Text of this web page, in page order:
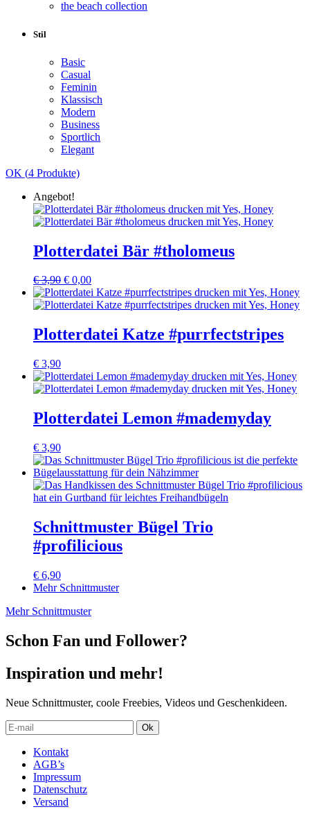
the beach collection
Stil
Basic
Casual
Feminin
Klassisch
Modern
Business
Sportlich
Elegant
OK (4 Produkte)
Angebot!
Plotterdatei Bär #tholomeus
€3,90 € 0,00
Plotterdatei Katze #purrfectstripes
€ 3,90
Plotterdatei Lemon #mademyday
€ 3,90
Schnittmuster Bügel Trio
#profilicious
€ 6,90
Mehr Schnittmuster
Mehr Schnittmuster
Schon Fan und Follower?
Inspiration und mehr!
Neue Schnittmuster, coole Freebies, Videos und Geschenkideen.
Kontakt
AGB’s
Impressum
Datenschutz
Versand